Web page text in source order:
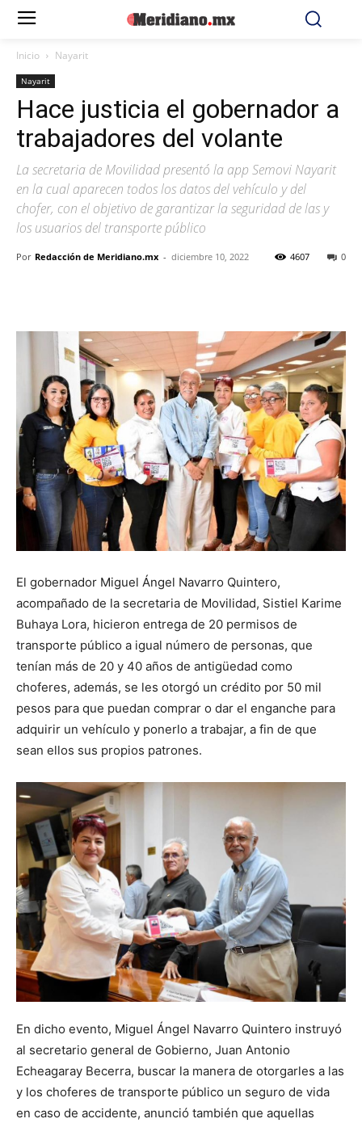
Inicio Nayarit
Nayarit
Hace justicia el gobernador a
trabajadores del volante
La secretaria de Movilidad presentó la app Semovi Nayarit
en la cual aparecen todos los datos del vehículo y del
chofer, con el objetivo de garantizar la seguridad de las y
los usuarios del transporte público
Por Redacción de Meridiano.mx - diciembre 10, 2022 0
4607
El gobernador Miguel Ángel Navarro Quintero,
acompañado de la secretaria de Movilidad, Sistiel Karime
Buhaya Lora, hicieron entrega de 20 permisos de
transporte público a igual número de personas, que
tenían más de 20 y 40 años de antigüedad como
choferes, además, se les otorgó un crédito por 50 mil
pesos para que puedan comprar o dar el enganche para
adquirir un vehículo y ponerlo a trabajar, a fin de que
sean ellos sus propios patrones.
En dicho evento, Miguel Ángel Navarro Quintero instruyó
al secretario general de Gobierno, Juan Antonio
Echeagaray Becerra, buscar la manera de otorgarles a las
y los choferes de transporte público un seguro de vida
en caso de accidente, anunció también que aquellas